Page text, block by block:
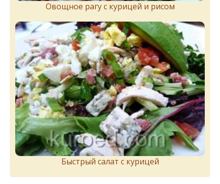
Овощное рагу с курицей и рисом
Быстрый салат с курицей